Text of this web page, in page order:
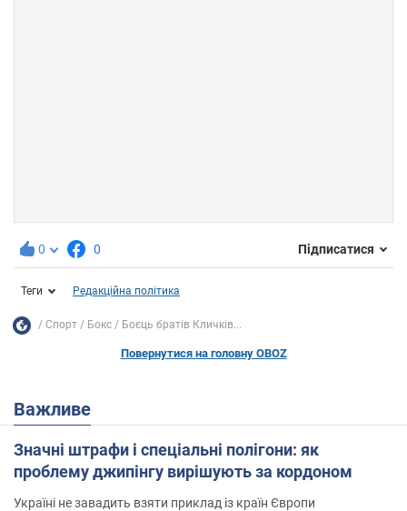
0 0 Підписатися
Теги Редакційна політика
Спорт Бокс Боєць братів Кличків...
Повернутися на головну OBOZ
Важливе
Значні штрафи і спеціальні полігони: як
проблему джипінгу вирішують за кордоном
Україні не завадить взяти приклад із країн Європи